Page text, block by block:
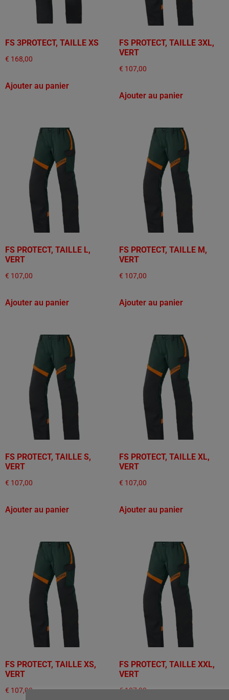
FS 3PROTECT, TAILLE XS
€ 168,00
Ajouter au panier
FS PROTECT, TAILLE 3XL,
VERT
€ 107,00
Ajouter au panier
FS PROTECT, TAILLE L,
VERT
€ 107,00
Ajouter au panier
FS PROTECT, TAILLE M,
VERT
€ 107,00
Ajouter au panier
FS PROTECT, TAILLE S,
VERT
€ 107,00
Ajouter au panier
FS PROTECT, TAILLE XL,
VERT
€ 107,00
Ajouter au panier
FS PROTECT, TAILLE XS,
VERT
€ 107,00
FS PROTECT, TAILLE XXL,
VERT
€107,00